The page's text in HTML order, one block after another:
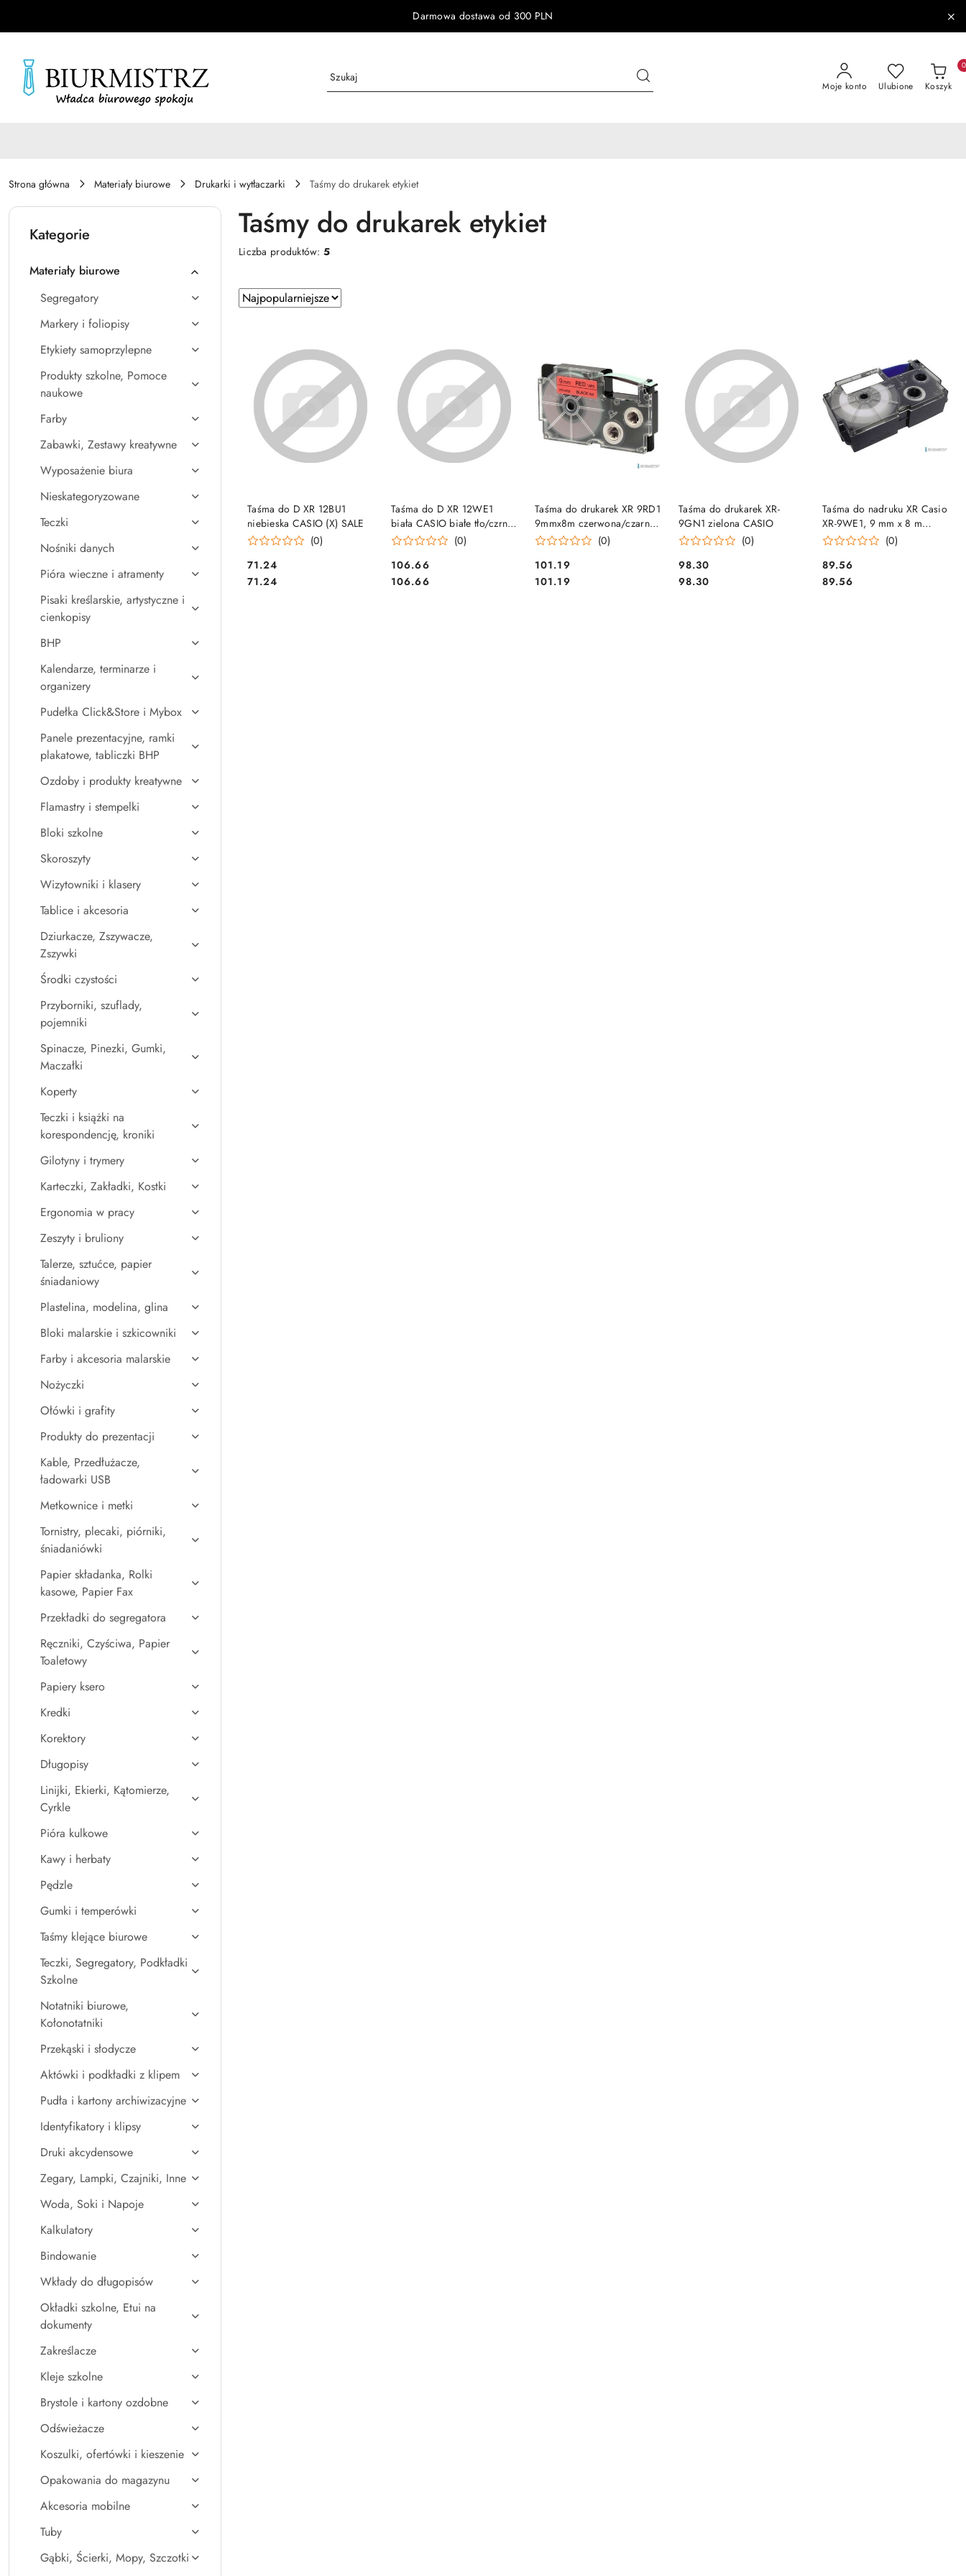
Darmowa dostawa od 300 PLN
Moje konto Ulubione Koszyk
0
Strona główna Materiały biurowe Drukarki i wytłaczarki Taśmy do drukarek etykiet
Kategorie
Materiały biurowe
Segregatory
Markery i foliopisy
Etykiety samoprzylepne
Produkty szkolne, Pomoce
naukowe
Farby
Zabawki, Zestawy kreatywne
Wyposażenie biura
Nieskategoryzowane
Teczki
Nośniki danych
Pióra wieczne i atramenty
Pisaki kreślarskie, artystyczne i
cienkopisy
BHP
Kalendarze, terminarze i
organizery
Pudełka Click&Store i Mybox
Panele prezentacyjne, ramki
plakatowe, tabliczki BHP
Ozdoby i produkty kreatywne
Flamastry i stempelki
Bloki szkolne
Skoroszyty
Wizytowniki i klasery
Tablice i akcesoria
Dziurkacze, Zszywacze,
Zszywki
Środki czystości
Przyborniki, szuflady,
pojemniki
Spinacze, Pinezki, Gumki,
Maczałki
Koperty
Teczki i książki na
korespondencję, kroniki
Gilotyny i trymery
Karteczki, Zakładki, Kostki
Ergonomia w pracy
Zeszyty i bruliony
Talerze, sztućce, papier
śniadaniowy
Plastelina, modelina, glina
Bloki malarskie i szkicowniki
Farby i akcesoria malarskie
Nożyczki
Ołówki i grafity
Produkty do prezentacji
Kable, Przedłużacze,
ładowarki USB
Metkownice i metki
Tornistry, plecaki, piórniki,
śniadaniówki
Papier składanka, Rolki
kasowe, Papier Fax
Przekładki do segregatora
Ręczniki, Czyściwa, Papier
Toaletowy
Papiery ksero
Kredki
Korektory
Długopisy
Linijki, Ekierki, Kątomierze,
Cyrkle
Pióra kulkowe
Kawy i herbaty
Pędzle
Gumki i temperówki
Taśmy klejące biurowe
Teczki, Segregatory, Podkładki
Szkolne
Notatniki biurowe,
Kołonotatniki
Przekąski i słodycze
Aktówki i podkładki z klipem
Pudła i kartony archiwizacyjne
Identyfikatory i klipsy
Druki akcydensowe
Zegary, Lampki, Czajniki, Inne
Woda, Soki i Napoje
Kalkulatory
Bindowanie
Wkłady do długopisów
Okładki szkolne, Etui na
dokumenty
Zakreślacze
Kleje szkolne
Brystole i kartony ozdobne
Odświeżacze
Koszulki, ofertówki i kieszenie
Opakowania do magazynu
Akcesoria mobilne
Tuby
Gąbki, Ścierki, Mopy, Szczotki
Taśmy do drukarek etykiet
Liczba produktów:5
Zastosowano
sortowanie:
Sortuj
według
Taśma do D XR 12BU1
niebieska CASIO (X) SALE
(0)
Cena:
71.24
Cena:
71.24
DO KOSZYKA
Taśma do D XR 12WE1
biała CASIO białe tło/czrne
litery
(0)
Cena:
106.66
Cena:
106.66
DO KOSZYKA
Taśma do drukarek XR 9RD1
9mmx8m czerwona/czarny
nadruk CASIO (0)
Cena:
101.19
Cena:
101.19
DO KOSZYKA
Taśma do drukarek XR-
9GN1 zielona CASIO
(0)
Cena:
98.30
Cena:
98.30
DO KOSZYKA
Taśma do nadruku XR Casio
XR-9WE1, 9 mm x 8 m
Kolor taśmy: biały / Kolor
(0)
Cena:
89.56
Cena:
89.56
DO KOSZYKA